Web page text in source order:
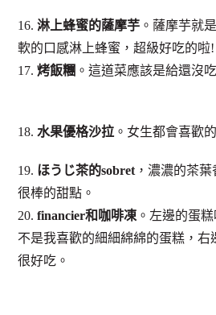
16.淋上蜂蜜的薩摩芋 。薩摩芋就
軟的口感淋上蜂蜜，超級好吃的啦!
17.烤飯糰 。這道菜應該是給還沒
18.水果優格沙拉 。女生都會喜歡
19. ほうじ茶的sobret ，濃濃的茶
很棒的甜點。
20.financier和咖啡凍 。左邊的蛋
不是我喜歡的細細綿綿的蛋糕，右
很好吃。